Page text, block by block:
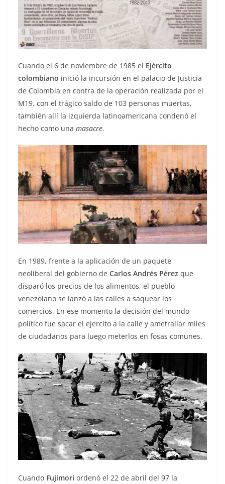
Cuando el 6 de noviembre de 1985 el Ejército
colombiano inició la incursión en el palacio de Justicia
de Colombia en contra de la operación realizada por el
M19, con el trágico saldo de 103 personas muertas,
también allí la izquierda latinoamericana condenó el
hecho como una masacre.
En 1989, frente a la aplicación de un paquete
neoliberal del gobierno de Carlos Andrés Pérez que
disparó los precios de los alimentos, el pueblo
venezolano se lanzó a las calles a saquear los
comercios. En ese momento la decisión del mundo
político fue sacar el ejercito a la calle y ametrallar miles
de ciudadanos para luego meterlos en fosas comunes.
Cuando Fujimori ordenó el 22 de abril del 97 la